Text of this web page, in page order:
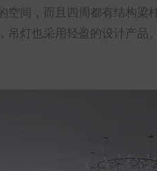
空间，而且四周都有结构
吊灯也采用轻盈的设计产品